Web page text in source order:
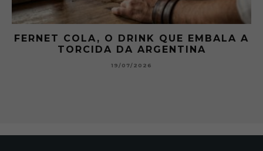
FERNET COLA, O DRINK QUE EMBALA A
TORCIDA DA ARGENTINA
19/07/2026